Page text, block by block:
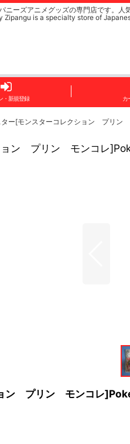
ニーズアニメグッズの専門店です。
Zipangu is a specialty store of
・新規登録 カ
ター[モンスターコレクション プリ
ョン プリン モンコレ
ョン プリン モンコレ